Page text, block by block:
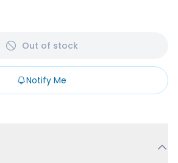
Out of stock
Notify Me